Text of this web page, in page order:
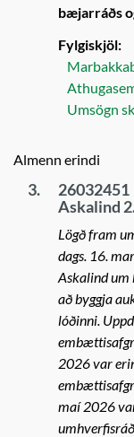
bæjarráðs
Fylgiskjöl:
Umsögn
Almenn erindi
3.
26032451
Askalind
Lögð fram
dags. 16.
Askalind um
að byggja
lóðinni.
2026 var
maí 2026